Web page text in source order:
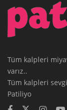
Tüm kalpleri
varız..
Tüm kalpleri
Patiliyo